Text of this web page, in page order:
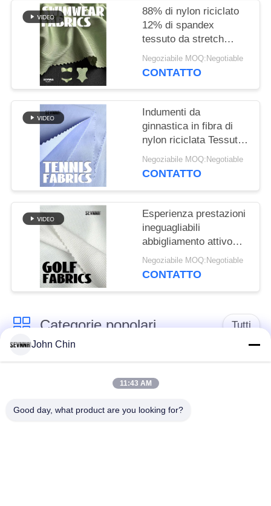
PRIVACY
POLICY
88% di nylon riciclato
12% di spandex
tessuto da stretch
traspirante per
allenamento / fitness
Negoziabile MOQ:Negotiable
CONTATTO
Indumenti da
ginnastica in fibra di
nylon riciclata Tessuti a
maglia per uno stile di
vita attivo
Negoziabile MOQ:Negotiable
CONTATTO
Esperienza prestazioni
ineguagliabili
abbigliamento attivo
tessuto a maglia
stretch personalizzato
Negoziabile MOQ:Negotiable
CONTATTO
Categorie popolari Tutti
Tessuto riciclato dello
Tessuto di nylon
riciclato
tessuto in poliestere
Tessuto riciclato di
John Chin
11:43 AM
Good day, what product are you looking for?